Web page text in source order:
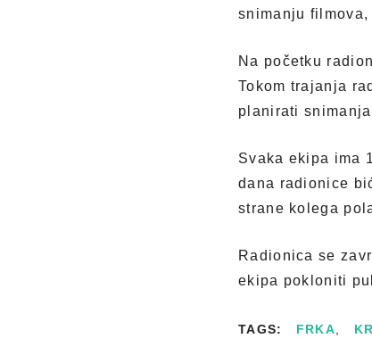
snimanju
Na početku
Tokom trajanja
planirati
Svaka ekipa ima
dana radionice
strane kolega
Radionica se
ekipa pokloniti
TAGS: FRKA,